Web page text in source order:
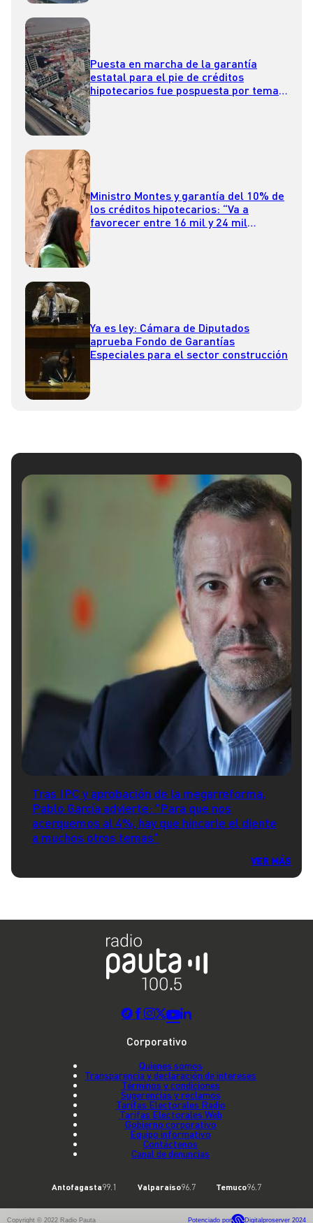
Puesta en marcha de la garantía
estatal para el pie de créditos
hipotecarios fue pospuesta por temas
Ministro Montes y garantía del 10% de
los créditos hipotecarios: “Va a
favorecer entre 16 mil y 24 mil
Ya es ley: Cámara de Diputados
aprueba Fondo de Garantías
Especiales para el sector construcción
Tras IPC y aprobación de la megarreforma,
Pablo García advierte: "Para que nos
acerquemos al 4%, hay que hincarle el diente
a muchos otros temas"
VER MÁS
Corporativo
Quienes somos
Transparencia y declaración de intereses
Términos y condiciones
Sugerencias y reclamos
Tarifas Electorales Radio
Tarifas Electorales Web
Gobierno corporativo
Equipo informativo
Contáctenos
Canal de denuncias
Antofagasta99.1 Valparaíso96.7 Temuco96.7
Copyright © 2022 Radio Pauta Potenciado por Digitalproserver 2024